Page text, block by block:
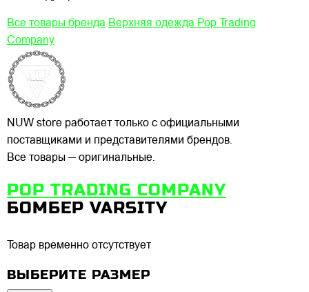
Все товары бренда Верхняя одежда Pop Trading
Company
NUW store работает только с официальными
поставщиками и представителями брендов.
Все товары — оригинальные.
POP TRADING COMPANY
БОМБЕР VARSITY
Товар временно отсутствует
ВЫБЕРИТЕ РАЗМЕР